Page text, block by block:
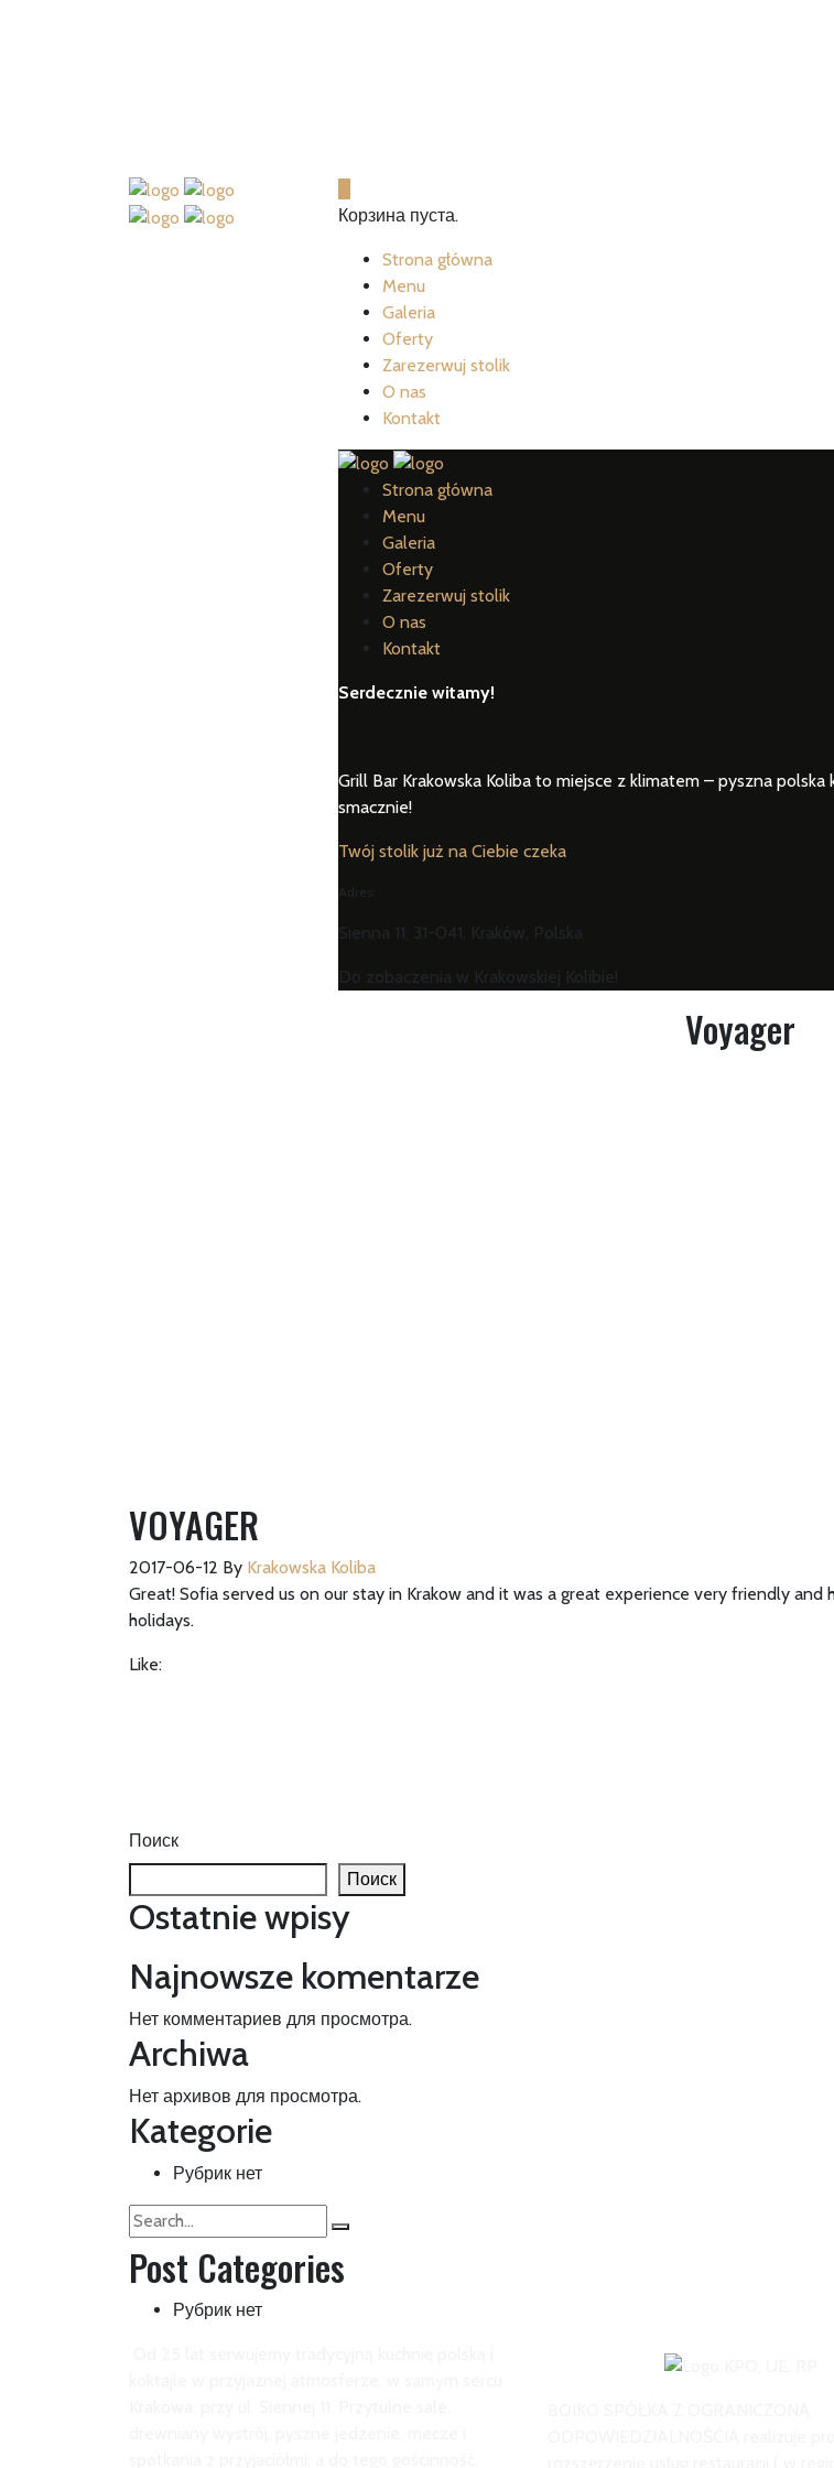
Корзина пуста.
Strona główna
Menu
Galeria
Oferty
Zarezerwuj stolik
O nas
Kontakt
Strona główna
Menu
Galeria
Oferty
Zarezerwuj stolik
O nas
Kontakt
Serdecznie witamy!
Grill Bar Krakowska Koliba to miejsce z klimatem – pyszna polska
smacznie!
Twój stolik już na Ciebie czeka
Adres:
Sienna 11, 31-041, Kraków, Polska
Do zobaczenia w Krakowskiej Kolibie!
Voyager
VOYAGER
2017-06-12 By Krakowska Koliba
Great! Sofia served us on our stay in Krakow and it was a great experience very friendly
holidays.
Like:
Поиск
Поиск
Ostatnie wpisy
Najnowsze komentarze
Нет комментариев для просмотра.
Archiwa
Нет архивов для просмотра.
Kategorie
Рубрик нет
Search
for:
Post Categories
Рубрик нет